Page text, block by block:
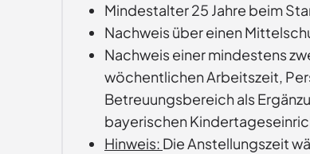
Mindestalter 25 Jahre beim
Nachweis über einen
Nachweis einer mindestens
wöchentlichen Arbeitszeit,
Betreuungsbereich als
bayerischen
Hinweis: Die Anstellungszeit